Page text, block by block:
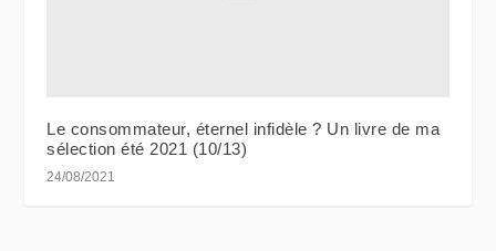
Le consommateur, éternel infidèle ? Un livre de ma
sélection été 2021 (10/13)
24/08/2021